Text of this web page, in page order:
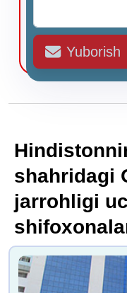
Yuborish
shahridagi
jarrohligi